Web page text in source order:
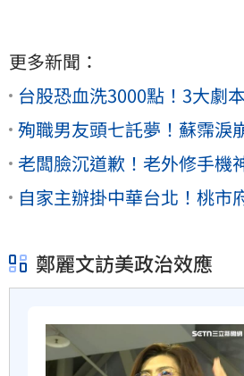
更多新聞：
台股恐血洗3000點！3大劇
殉職男友頭七託夢！蘇霈淚
老闆臉沉道歉！老外修手機
自家主辦掛中華台北！桃市
鄭麗文訪美政治效應